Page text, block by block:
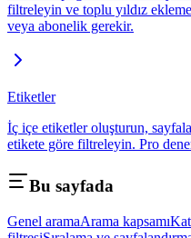
filtreleyin ve toplu yıldız
veya abonelik gerekir.
Etiketler
İç içe etiketler oluşturun,
etikete göre filtreleyin. Pro
Bu sayfada
Genel aramaArama kapsamı